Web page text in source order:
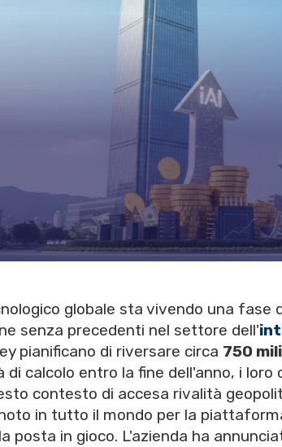
globale sta vivendo una
senza precedenti nel settore dell'
pianificano di riversare circa 750
di calcolo entro la fine dell'anno, i
contesto di accesa rivalità
in tutto il mondo per la
posta in gioco. L'azienda ha